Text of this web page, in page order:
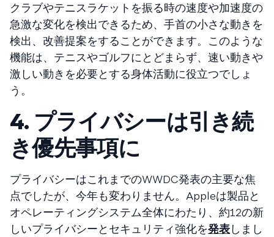
クラブやテニスラケットを振る時の速度や加速度の
急激な変化を検出できるため、手首の小さな動きを
検出、改善提案をすることができます。このような
機能は、テニスやゴルフにとどまらず、速い動きや
激しい動きを必要とする身体活動に役立つでしょ
う。
4. プライバシーは引き続
き優先事項に
プライバシーはこれまでのWWDC発表の主要な焦
点でしたが、今年も変わりません。Appleは製品と
オペレーティングシステム全体にわたり、約12の新
しいプライバシーとセキュリティ強化を発表しまし